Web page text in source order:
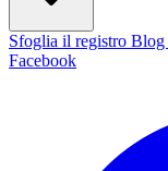
Sfoglia il registro Blog
Facebook